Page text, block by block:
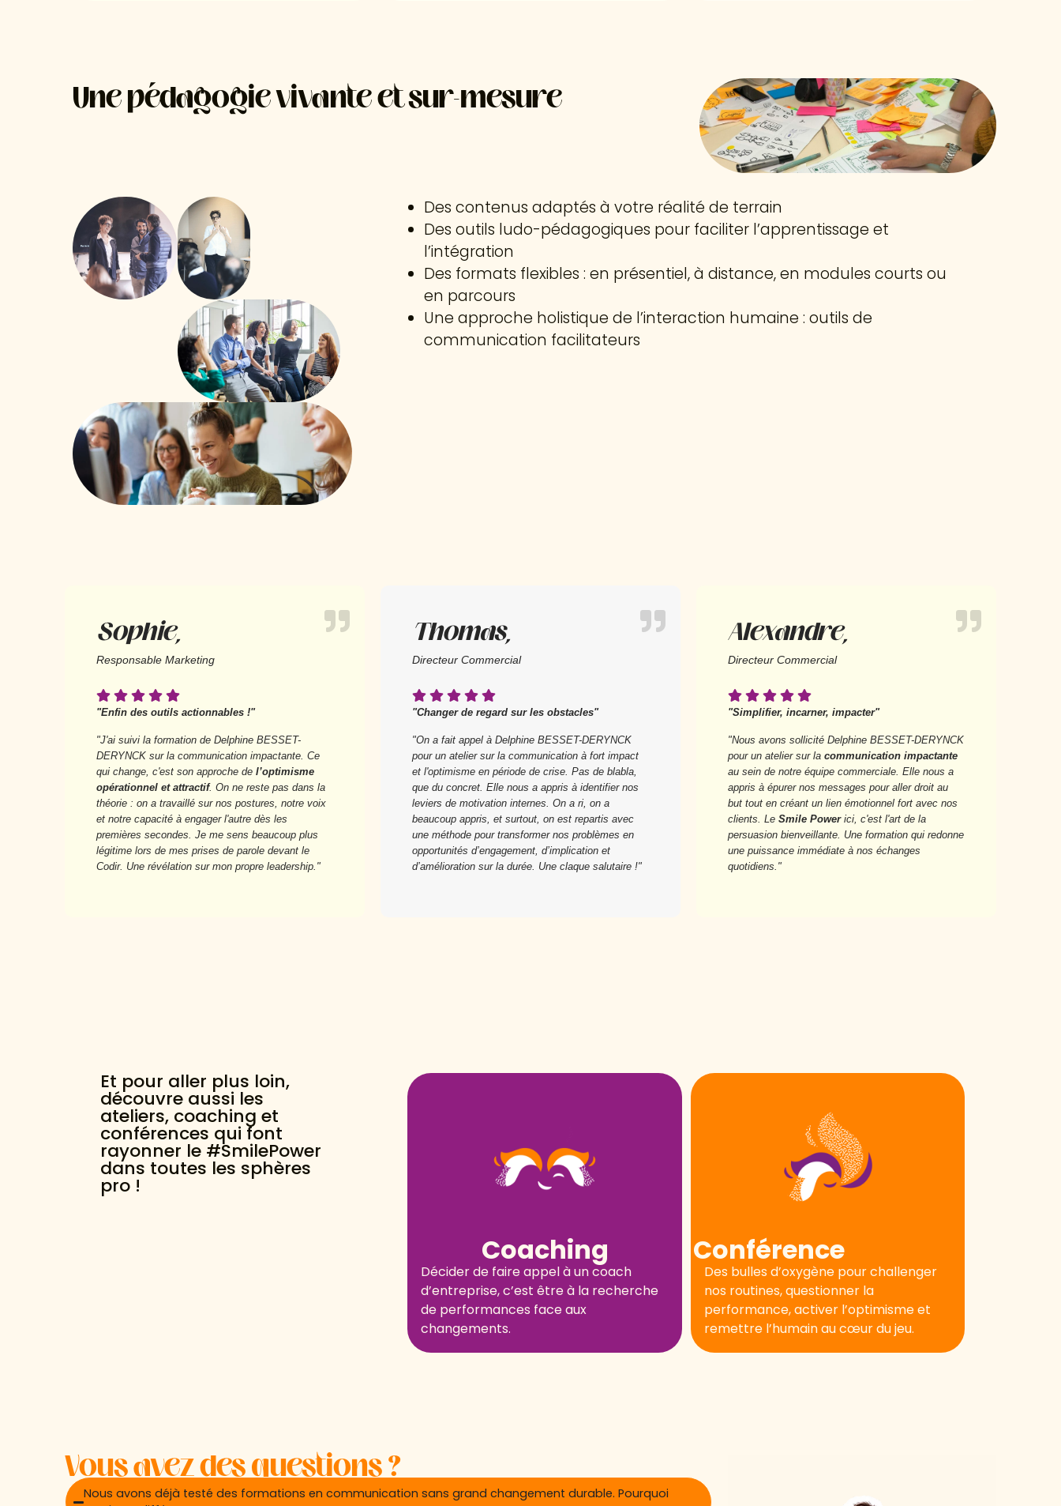
Une pédagogie vivante et sur-mesure
Des contenus adaptés à votre réalité de terrain
Des outils ludo-pédagogiques pour faciliter l’apprentissage et
l’intégration
Des formats flexibles : en présentiel, à distance, en modules courts ou
en parcours
Une approche holistique de l’interaction humaine : outils de
communication facilitateurs
Sophie,
Responsable Marketing
"Enfin des outils actionnables !"
"J'ai suivi la formation de Delphine BESSET-
DERYNCK sur la communication impactante. Ce
qui change, c'est son approche de l’optimisme
opérationnel et attractif. On ne reste pas dans la
théorie : on a travaillé sur nos postures, notre voix
et notre capacité à engager l'autre dès les
premières secondes. Je me sens beaucoup plus
légitime lors de mes prises de parole devant le
Codir. Une révélation sur mon propre leadership."
Thomas,
Directeur Commercial
"Changer de regard sur les obstacles"
"On a fait appel à Delphine BESSET-DERYNCK
pour un atelier sur la communication à fort impact
et l'optimisme en période de crise. Pas de blabla,
que du concret. Elle nous a appris à identifier nos
leviers de motivation internes. On a ri, on a
beaucoup appris, et surtout, on est repartis avec
une méthode pour transformer nos problèmes en
opportunités d’engagement, d’implication et
d’amélioration sur la durée. Une claque salutaire !"
Alexandre,
Directeur Commercial
"Simplifier, incarner, impacter"
"Nous avons sollicité Delphine BESSET-DERYNCK
pour un atelier sur la communication impactante
au sein de notre équipe commerciale. Elle nous a
appris à épurer nos messages pour aller droit au
but tout en créant un lien émotionnel fort avec nos
clients. Le Smile Powerici, c'est l'art de la
persuasion bienveillante. Une formation qui redonne
une puissance immédiate à nos échanges
quotidiens."
Et pour aller plus loin,
découvre aussi les
ateliers, coaching et
conférences qui font
rayonner le #SmilePower
dans toutes les sphères
pro !
Coaching
Décider de faire appel à un coach
d’entreprise, c’est être à la recherche
de performances face aux
changements.
Conférence
Des bulles d’oxygène pour challenger
nos routines, questionner la
performance, activer l’optimisme et
remettre l’humain au cœur du jeu.
Vous avez des questions ?
Nous avons déjà testé des formations en communication sans grand changement durable. Pourquoi